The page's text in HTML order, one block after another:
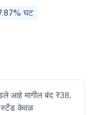
घट
आहे मागील बंद ₹38;
स्टँड केवळ